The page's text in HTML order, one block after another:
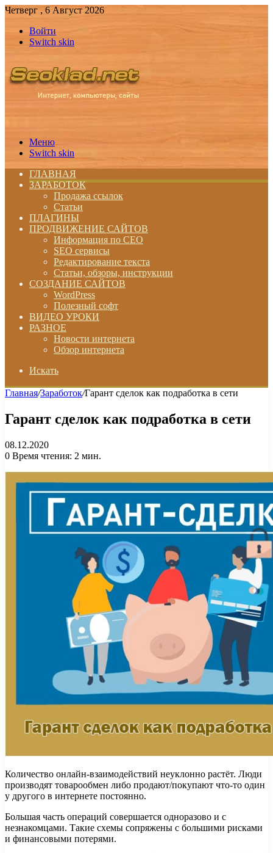
Четверг , 6 Август 2026
Войти
Switch skin
Меню
Switch skin
ГЛАВНАЯ
ЗАРАБОТОК
Продажа ссылок
Статьи
ПЛАГИНЫ
ПРОДВИЖЕНИЕ САЙТОВ
Информация по СЕО
SEO сервисы
Редактирование текста
Статьи, обзоры, инструкции
СОЗДАНИЕ САЙТОВ
WordPress
Полезный софт
ВИДЕО УРОКИ
РАЗНОЕ
Новости интернета
Обзор интернета
Искать
Главная/Заработок/Гарант сделок как подработка в сети
Гарант сделок как подработка в сети
08.12.2020
0 Время чтения: 2 мин.
Количество онлайн-взаимодействий неуклонно растёт. Люди
производят товарообмен либо продают/покупают что-то один
у другого в интернете постоянно.
Большая часть операций совершается одноразово и с
незнакомцами. Такие схемы сопряжены с большими рисками
и финансовыми потерями.